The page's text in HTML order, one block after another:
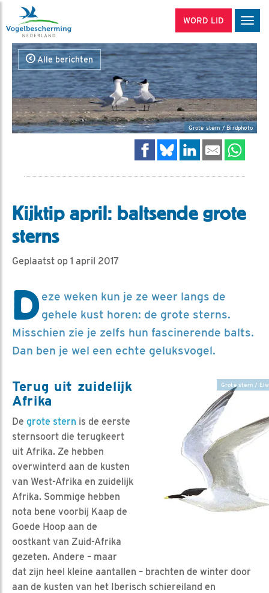
WORD LID
Alle berichten
Grote stern / Birdphoto
Kijktip april: baltsende grote
sterns
Geplaatst op 1 april 2017
Deze weken kun je ze weer langs de
gehele kust horen: de grote sterns.
Misschien zie je zelfs hun fascinerende balts.
Dan ben je wel een echte geluksvogel.
Grote stern /
Terug uit zuidelijk
Afrika
De grote stern is de eerste
sternsoort die terugkeert
uit Afrika. Ze hebben
overwinterd aan de kusten
van West-Afrika en zuidelijk
Afrika. Sommige hebben
nota bene voorbij Kaap de
Goede Hoop aan de
oostkant van Zuid-Afrika
gezeten. Andere – maar
dat zijn heel kleine aantallen – brachten de winter door
aan de kusten van het Iberisch schiereiland en